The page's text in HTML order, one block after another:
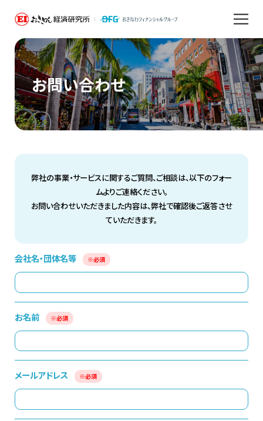
お問い合わせ
弊社の事業・サービスに関するご質問、ご相談は、以下のフォー
ムよりご連絡ください。
お問い合わせいただきました内容は、弊社で確認後ご返答させ
ていただきます。
会社名・団体名等 ※必須
お名前 ※必須
メールアドレス ※必須